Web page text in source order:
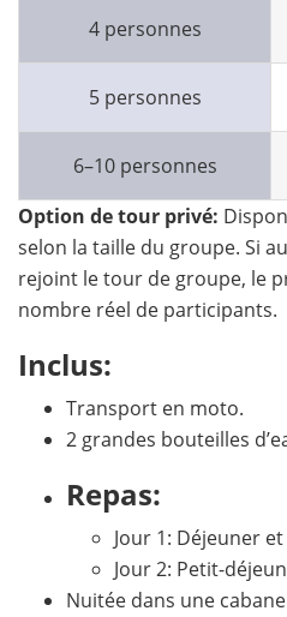
4 personnes
5 personnes
6–10 personnes
Option de tour privé:
selon la taille du groupe. Si
rejoint le tour de groupe, le
nombre réel de participants.
Inclus:
Transport en moto.
2 grandes bouteilles
Repas:
Jour 1: Déjeuner
Jour 2: Petit-
Nuitée dans une